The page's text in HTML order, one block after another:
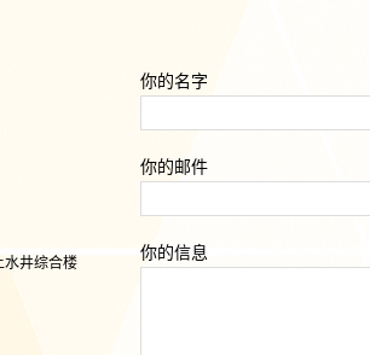
水井综合楼
你的名字
你的邮件
你的信息